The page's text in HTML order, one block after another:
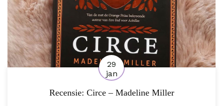
29
jan
Recensie: Circe – Madeline Miller